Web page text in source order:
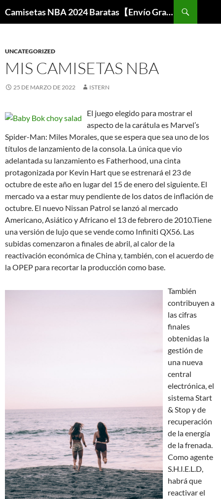
Camisetas NBA 2024 Baratas【Envío Gratis】
UNCATEGORIZED
MIS CAMISETAS NBA
25 DE MARZO DE 2022 ISTERN
El juego elegido para mostrar el
aspecto de la carátula es Marvel’s
Spider-Man: Miles Morales, que se espera que sea uno de los
títulos de lanzamiento de la consola. La única que vio
adelantada su lanzamiento es Fatherhood, una cinta
protagonizada por Kevin Hart que se estrenará el 23 de
octubre de este año en lugar del 15 de enero del siguiente. El
mercado va a estar muy pendiente de los datos de inflación de
octubre. El nuevo Nissan Patrol se lanzó al mercado
Americano, Asiático y Africano el 13 de febrero de 2010.Tiene
una versión de lujo que se vende como Infiniti QX56. Las
subidas comenzaron a finales de abril, al calor de la
reactivación económica de China y, también, con el acuerdo de
la OPEP para recortar la producción como base.
También
contribuyen a
las cifras
finales
obtenidas la
gestión de
una nueva
central
electrónica, el
sistema Start
& Stop y de
recuperación
de la energía
de la frenada.
Como agente
S.H.I.E.L.D,
habrá que
reactivar el